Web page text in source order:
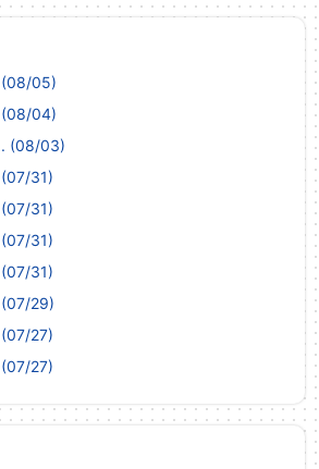
(08/05)
(08/04)
(08/03)
(07/31)
31)
31)
(07/31)
(07/29)
27)
(07/27)